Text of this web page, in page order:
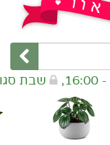
שבת סגור, *ניתן לבצע